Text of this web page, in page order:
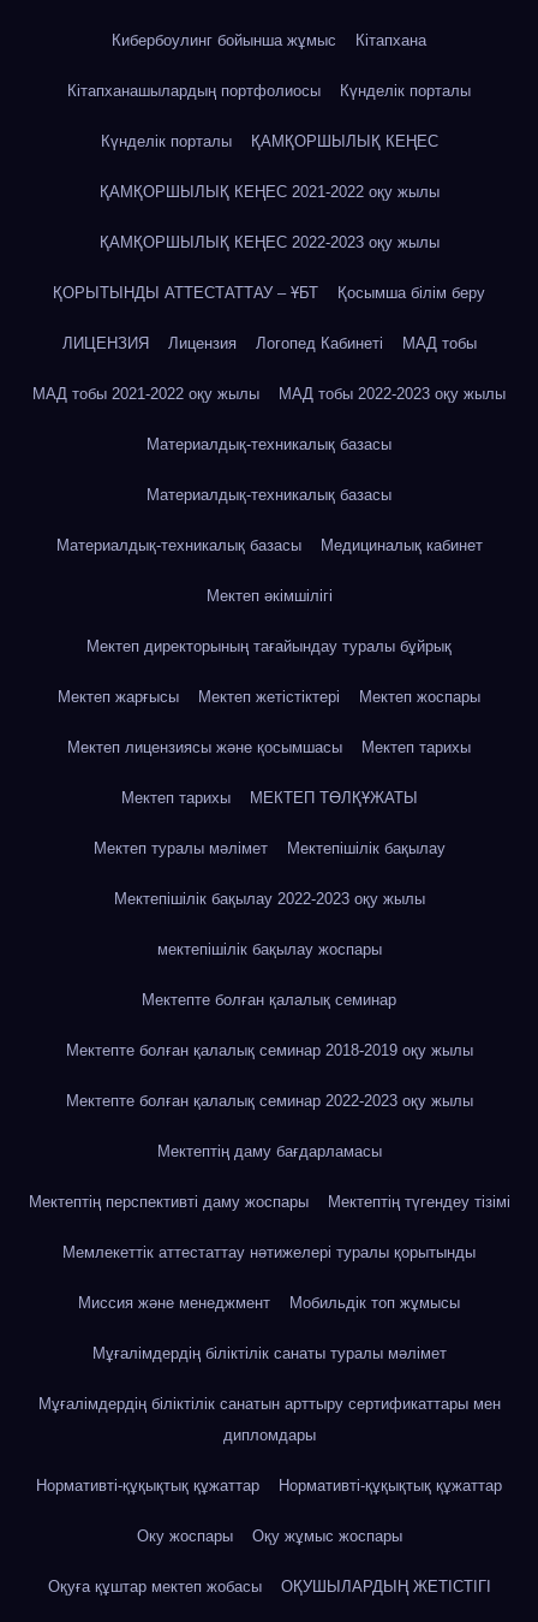
Кибербоулинг бойынша жұмыс Кітапхана
Кітапханашылардың портфолиосы Күнделік порталы
Күнделік порталы ҚАМҚОРШЫЛЫҚ КЕҢЕС
ҚАМҚОРШЫЛЫҚ КЕҢЕС 2021-2022 оқу жылы
ҚАМҚОРШЫЛЫҚ КЕҢЕС 2022-2023 оқу жылы
ҚОРЫТЫНДЫ АТТЕСТАТТАУ – ҰБТ Қосымша білім беру
ЛИЦЕНЗИЯ Лицензия Логопед Кабинеті МАД тобы
МАД тобы 2021-2022 оқу жылы МАД тобы 2022-2023 оқу жылы
Материалдық-техникалық базасы
Материалдық-техникалық базасы
Материалдық-техникалық базасы Медициналық кабинет
Мектеп әкімшілігі
Мектеп директорының тағайындау туралы бұйрық
Мектеп жарғысы Мектеп жетістіктері Мектеп жоспары
Мектеп лицензиясы және қосымшасы Мектеп тарихы
Мектеп тарихы МЕКТЕП ТӨЛҚҰЖАТЫ
Мектеп туралы мәлімет Мектепішілік бақылау
Мектепішілік бақылау 2022-2023 оқу жылы
мектепішілік бақылау жоспары
Мектепте болған қалалық семинар
Мектепте болған қалалық семинар 2018-2019 оқу жылы
Мектепте болған қалалық семинар 2022-2023 оқу жылы
Мектептің даму бағдарламасы
Мектептің перспективті даму жоспары Мектептің түгендеу тізімі
Мемлекеттік аттестаттау нәтижелері туралы қорытынды
Миссия және менеджмент Мобильдік топ жұмысы
Мұғалімдердің біліктілік санаты туралы мәлімет
Мұғалімдердің біліктілік санатын арттыру сертификаттары мен
дипломдары
Нормативті-құқықтық құжаттар Нормативті-құқықтық құжаттар
Оку жоспары Оқу жұмыс жоспары
Оқуға құштар мектеп жобасы ОҚУШЫЛАРДЫҢ ЖЕТІСТІГІ